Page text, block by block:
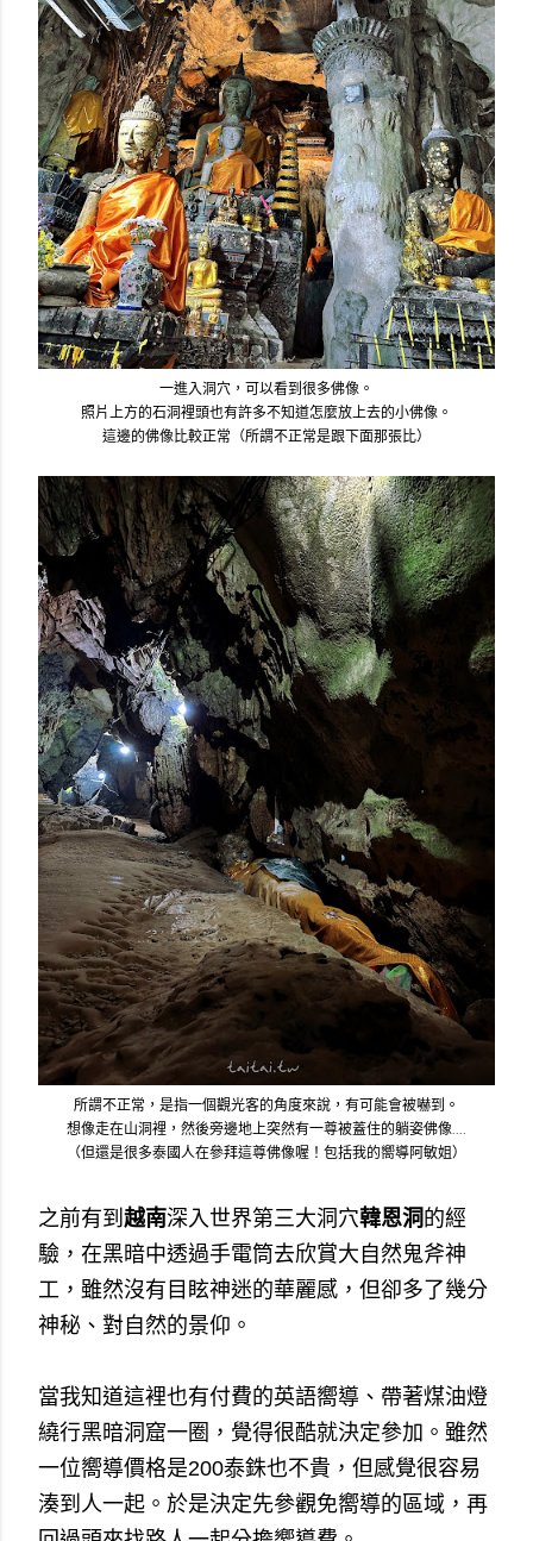
一進入洞穴，可以看到很多佛像。
照片上方的石洞裡頭也有許多不知道怎麼放上去的小佛像。
這邊的佛像比較正常（所謂不正常是跟下面那張比）
所謂不正常，是指一個觀光客的角度來說，有可能會被嚇到。
想像走在山洞裡，然後旁邊地上突然有一尊被蓋住的躺姿佛像....
（但還是很多泰國人在參拜這尊佛像喔！包括我的嚮導阿敏姐）
之前有到 越南深入世界第三大洞穴韓恩洞的經
驗，在黑暗中透過手電筒去欣賞大自然鬼斧神
工，雖然沒有目眩神迷的華麗感，但卻多了幾分
神秘、對自然的景仰。
當我知道這裡也有付費的英語嚮導、帶著煤油燈
繞行黑暗洞窟一圈，覺得很酷就決定參加。雖然
一位嚮導價格是200泰銖也不貴，但感覺很容易
湊到人一起。於是決定先參觀免嚮導的區域，再